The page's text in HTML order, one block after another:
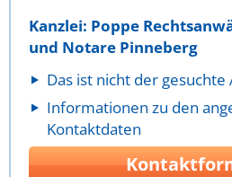
Kanzlei: Poppe
und Notare Pinneberg
Das ist nicht der gesuchte
Informationen zu den
Kontaktdaten